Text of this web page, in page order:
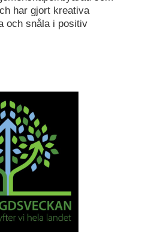
har gjort kreativa
och snåla i positiv